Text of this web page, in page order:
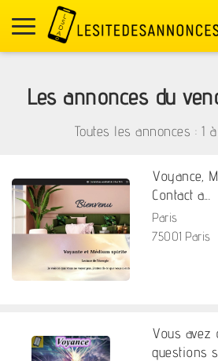
Les annonces du
Toutes les annonces : 1 à
Voyance,
Contact a...
Paris
75001 Paris
Vous avez
questions